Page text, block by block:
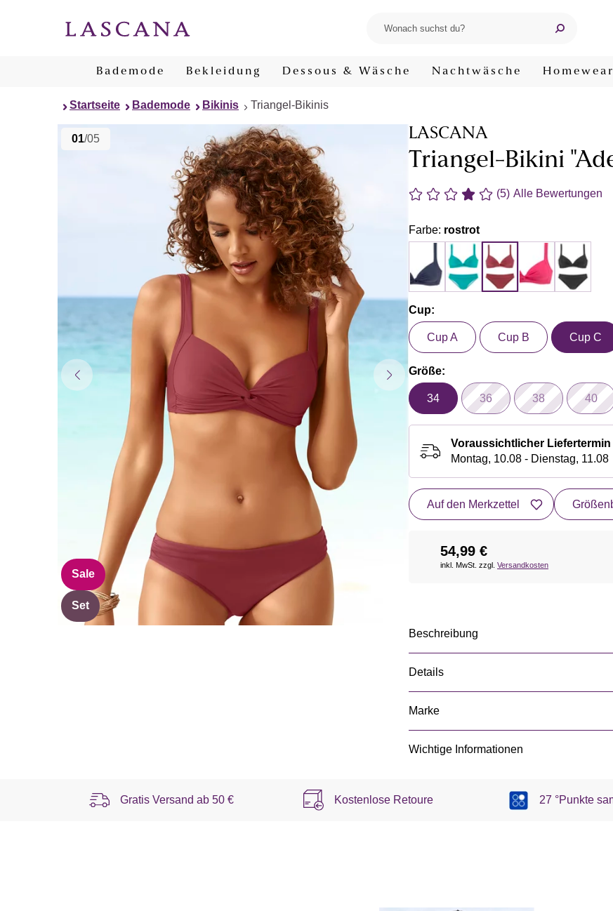
Bademode Bekleidung Dessous & Wäsche Nachtwäsche Homewear
Startseite Bademode Bikinis Triangel-Bikinis
01/05
Sale
Set
LASCANA
Triangel-Bikini
(5) Alle Bewertungen
Farbe: rostrot
Cup:
Cup A Cup B Cup C
Größe:
34 36 38 40
Voraussichtlicher Liefertermin
Montag, 10.08 - Dienstag, 11.08
Auf den Merkzettel
54,99 €
inkl. MwSt. zzgl. Versandkosten
Beschreibung
Details
Marke
Wichtige Informationen
Gratis Versand ab 50 € Kostenlose Retoure 27 °Punkte